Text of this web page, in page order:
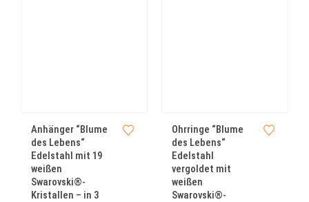
Anhänger “Blume
des Lebens“
Edelstahl mit 19
weißen
Swarovski®-
Kristallen – in 3
Ohrringe “Blume
des Lebens“
Edelstahl
vergoldet mit
weißen
Swarovski®-